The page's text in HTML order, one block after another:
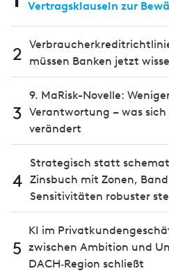
Vertragsklauseln zur
2
müssen Banken jetzt
3
9. MaRisk-Novelle:
Verantwortung – was
verändert
4
Strategisch statt
Zinsbuch mit Zonen,
Sensitivitäten robuster
5
KI im
zwischen Ambition und
DACH‑Region schließt